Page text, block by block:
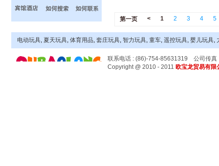
第一页 < 1 2 3 4 5
电动玩具, 夏天玩具, 体育用品, 套庄玩具, 智力玩具, 童车, 遥控玩具, 婴儿玩具,
联系电话 : (86)-754-85631319
公司传
Copyright @ 2010 - 2011 欧宝龙贸易有限